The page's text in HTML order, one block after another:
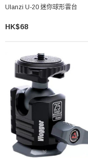
Ulanzi U-20 迷你球形雲台
HK$68